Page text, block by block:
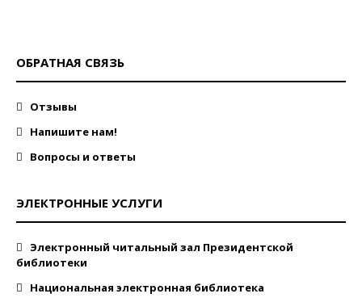
ОБРАТНАЯ СВЯЗЬ
Отзывы
Напишите нам!
Вопросы и ответы
ЭЛЕКТРОННЫЕ УСЛУГИ
Электронный читальный зал Президентской
библиотеки
Национальная электронная библиотека